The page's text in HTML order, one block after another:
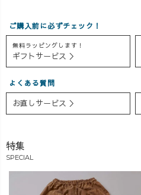
ご購入前に必ずチェック！
無料ラッピングします！
ギフトサービス ＞
よくある質問
お直しサービス ＞
特集
SPECIAL